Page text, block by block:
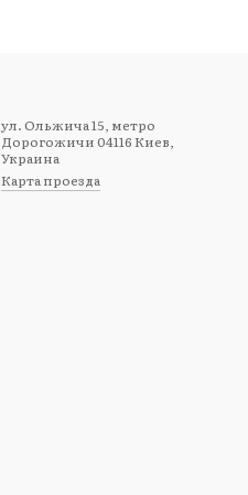
ул. Ольжича 15, метро
Дорогожичи 04116 Киев,
Украина
Карта проезда